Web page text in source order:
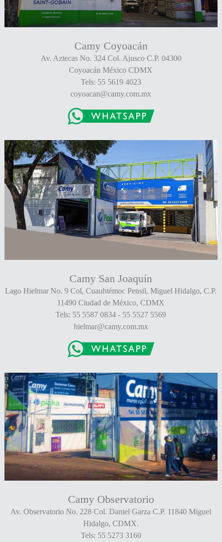
Camy Coyoacán
Av. Aztecas No. 324 Col. Ajusco C.P. 04300
Coyoacán México CDMX
Tels: 55 5619 4023
coyoacan@camy.com.mx
Camy San Joaquín
Lago Hielmar No. 9 Col, Cuauhtémoc Pensil, Miguel Hidalgo, C.P.
11490 Ciudad de México, CDMX
Tels: 55 5587 0834 - 55 5527 5569
hielmar@camy.com.mx
Camy Observatorio
Av. Observatorio No. 228 Col. Daniel Garza C.P. 11840 Miguel
Hidalgo, CDMX.
Tels: 55 5273 3160